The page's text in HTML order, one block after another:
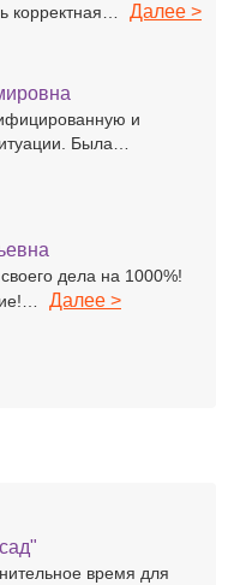
корректная…
Далее >
и
Была…
дела на 1000%!
Далее >
время для